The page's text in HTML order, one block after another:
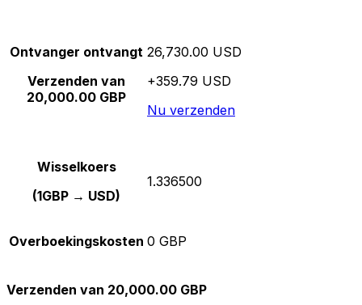
Ontvanger ontvangt
Verzenden van
20,000.00 GBP
26,730.00 USD
+359.79 USD
Nu verzenden
Wisselkoers
(1GBP → USD)
1.336500
Overboekingskosten 0 GBP
Verzenden van 20,000.00 GBP